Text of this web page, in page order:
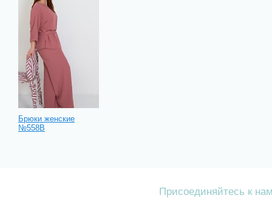
Брюки женские
№558В
Присоединяйтесь к